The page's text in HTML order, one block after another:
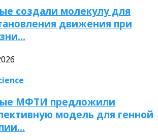
создали молекулу для
движения при
МФТИ предложили
модель для генной